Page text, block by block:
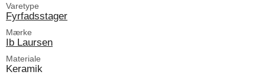
Varetype
Fyrfadsstager
Mærke
Ib Laursen
Materiale
Keramik